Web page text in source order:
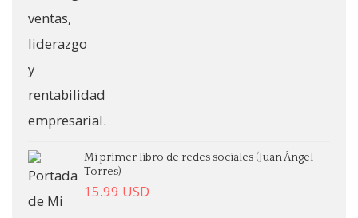
Mi primer libro de redes sociales (Juan Ángel
Torres)
15.99 USD